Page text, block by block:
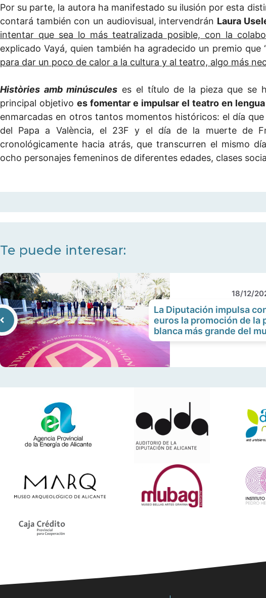
Por su parte, la autora ha manifestado su ilusión por esta
contará también con un audiovisual, intervendrán Laura
intentar que sea lo más teatralizada posible, con la
explicado Vayá, quien también ha agradecido un premio que
para dar un poco de calor a la cultura y al teatro, algo más
Històries amb minúscules es el título de la pieza que se
principal objetivo es fomentar e impulsar el teatro en
enmarcadas en otros tantos momentos históricos: el día
del Papa a València, el 23F y el día de la muerte de
cronológicamente hacia atrás, que transcurren el mismo
ocho personajes femeninos de diferentes edades, clases
Te puede interesar:
18/12/
La Diputación impulsa
euros la promoción de la
blanca más grande del